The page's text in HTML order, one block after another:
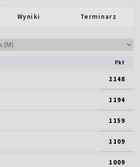
Wyniki Terminarz
Pkt
2148
1194
1159
1109
1009